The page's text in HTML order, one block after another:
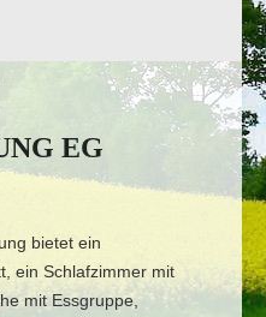
EG
bietet ein
ein Schlafzimmer mit
mit Essgruppe,